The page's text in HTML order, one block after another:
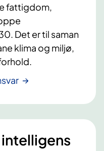
fattigdom,
Det er til saman
klima og miljø,